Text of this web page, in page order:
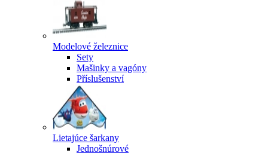
Modelové železnice
Sety
Mašinky a vagóny
Příslušenství
Lietajúce šarkany
Jednošnúrové